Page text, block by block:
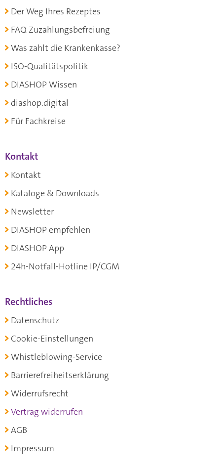
Der Weg Ihres Rezeptes
FAQ Zuzahlungsbefreiung
Was zahlt die Krankenkasse?
ISO-Qualitätspolitik
DIASHOP Wissen
diashop.digital
Für Fachkreise
Kontakt
Kontakt
Kataloge & Downloads
Newsletter
DIASHOP empfehlen
DIASHOP App
24h-Notfall-Hotline IP/CGM
Rechtliches
Datenschutz
Cookie-Einstellungen
Whistleblowing-Service
Barrierefreiheitserklärung
Widerrufsrecht
Vertrag widerrufen
AGB
Impressum